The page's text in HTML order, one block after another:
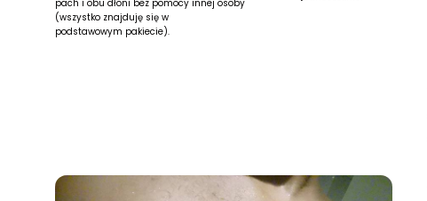
pach i obu dłoni bez pomocy innej osoby
(wszystko znajduję się w
podstawowym pakiecie).